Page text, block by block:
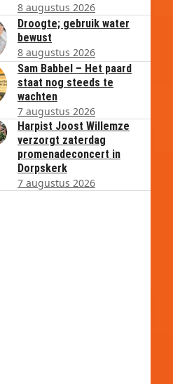
8 augustus 2026
Droogte; gebruik water
bewust
8 augustus 2026
Sam Babbel – Het paard
staat nog steeds te
wachten
7 augustus 2026
Harpist Joost Willemze
verzorgt zaterdag
promenadeconcert in
Dorpskerk
7 augustus 2026